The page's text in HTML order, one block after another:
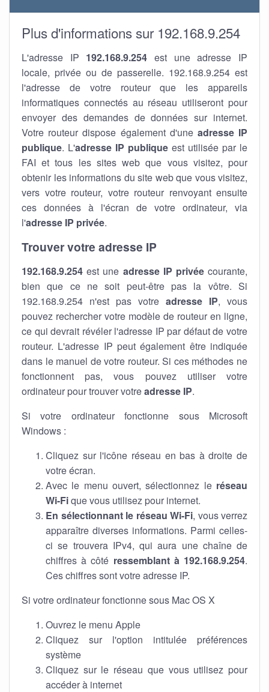
Plus d'informations sur 192.168.9.254
L'adresse IP 192.168.9.254 est une adresse IP
locale, privée ou de passerelle. 192.168.9.254 est
l'adresse de votre routeur que les appareils
informatiques connectés au réseau utiliseront pour
envoyer des demandes de données sur internet.
Votre routeur dispose également d'une adresse IP
publique. L'adresse IP publique est utilisée par le
FAI et tous les sites web que vous visitez, pour
obtenir les informations du site web que vous visitez,
vers votre routeur, votre routeur renvoyant ensuite
ces données à l'écran de votre ordinateur, via
l'adresse IP privée.
Trouver votre adresse IP
192.168.9.254 est une adresse IP privéecourante,
bien que ce ne soit peut-être pas la vôtre. Si
192.168.9.254 n'est pas votre adresse IP, vous
pouvez rechercher votre modèle de routeur en ligne,
ce qui devrait révéler l'adresse IP par défaut de votre
routeur. L'adresse IP peut également être indiquée
dans le manuel de votre routeur. Si ces méthodes ne
fonctionnent pas, vous pouvez utiliser votre
ordinateur pour trouver votreadresse IP.
Si votre ordinateur fonctionne sous Microsoft
Windows :
Cliquez sur l'icône réseau en bas à droite de
votre écran.
Avec le menu ouvert, sélectionnez le réseau
Wi-Fique vous utilisez pour internet.
En sélectionnant le réseau Wi-Fi, vous verrez
apparaître diverses informations. Parmi celles-
ci se trouvera IPv4, qui aura une chaîne de
chiffres à côté ressemblant à 192.168.9.254.
Ces chiffres sont votre adresse IP.
Si votre ordinateur fonctionne sous Mac OS X
Ouvrez le menu Apple
Cliquez sur l'option intitulée préférences
système
Cliquez sur le réseau que vous utilisez pour
accéder à internet